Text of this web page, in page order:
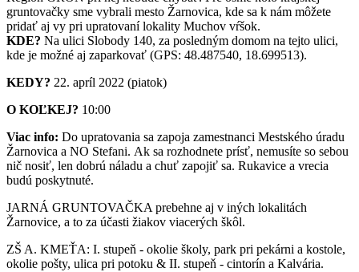
gruntovačky sme vybrali mesto Žarnovica, kde sa k nám môžete
pridať aj vy pri upratovaní lokality Muchov vŕšok.
KDE? Na ulici Slobody 140, za posledným domom na tejto ulici,
kde je možné aj zaparkovať (GPS: 48.487540, 18.699513).
KEDY? 22. apríl 2022 (piatok)
O KOĽKEJ? 10:00
Viac info: Do upratovania sa zapoja zamestnanci Mestského úradu
Žarnovica a NO Stefani. Ak sa rozhodnete prísť, nemusíte so sebou
nič nosiť, len dobrú náladu a chuť zapojiť sa. Rukavice a vrecia
budú poskytnuté.
JARNÁ GRUNTOVAČKA prebehne aj v iných lokalitách
Žarnovice, a to za účasti žiakov viacerých škôl.
ZŠ A. KMEŤA: I. stupeň - okolie školy, park pri pekárni a kostole,
okolie pošty, ulica pri potoku & II. stupeň - cintorín a Kalvária.